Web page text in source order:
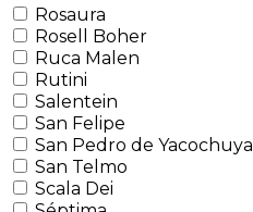
Rosaura
Rosell Boher
Ruca Malen
Rutini
Salentein
San Felipe
San Pedro de Yacochuya
San Telmo
Scala Dei